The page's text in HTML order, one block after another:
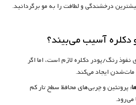
درخشندگی و لطافت را به مو برگردانید.
دکلره آسیب می‌بیند؟
نفوذ رنگ/پودر دکلره لازم است، اما اگر
ایجاد می‌کند.
پروتئین و چربی‌های محافظ سطح تار کم
می‌رود.